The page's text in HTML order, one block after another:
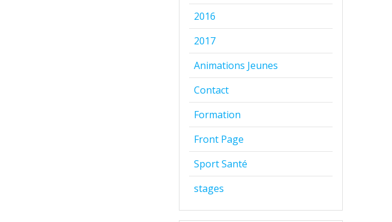
2016
2017
Animations Jeunes
Contact
Formation
Front Page
Sport Santé
stages